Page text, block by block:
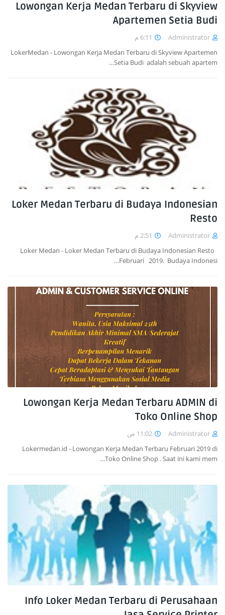
Lowongan Kerja Medan Terbaru di Skyview
Apartemen Setia Budi
Administrator
6:11 م
LokerMedan - Lowongan Kerja Medan Terbaru di Skyview Apartemen
Setia Budi adalah sebuah apartem…
Loker Medan Terbaru di Budaya Indonesian
Resto
Administrator
2:51 م
Loker Medan - Loker Medan Terbaru di Budaya Indonesian Resto
Februari 2019. Budaya Indonesi…
Lowongan Kerja Medan Terbaru ADMIN di
Toko Online Shop
Administrator
11:02 ص
Lokermedan.id - Lowongan Kerja Medan Terbaru Februari 2019 di
Toko Online Shop . Saat ini kami mem…
Info Loker Medan Terbaru di Perusahaan